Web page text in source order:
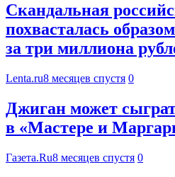
Скандальная
похвасталась
за три миллиона
Lenta.ru8 месяцев спустя 0
Джиган может
в «Мастере и
Газета.Ru8 месяцев спустя 0